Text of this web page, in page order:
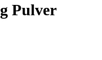
Pulver